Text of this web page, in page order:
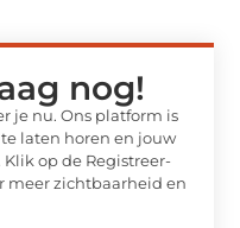
nog!
je nu. Ons platform is
laten horen en jouw
op de Registreer-
meer zichtbaarheid en